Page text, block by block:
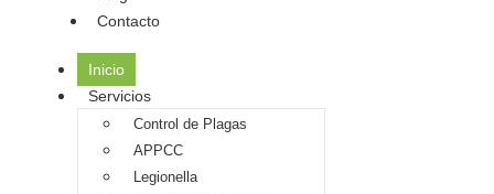
Contacto
Inicio
Servicios
Control de Plagas
APPCC
Legionella